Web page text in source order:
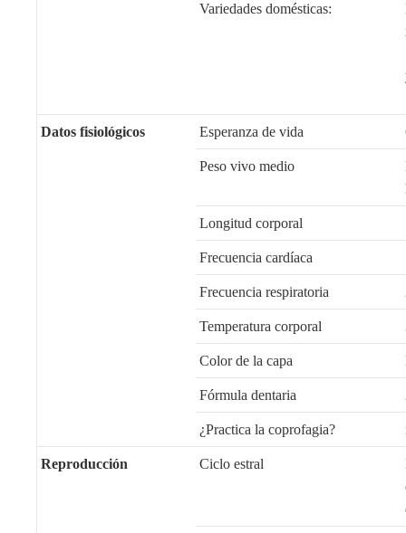
Variedades domésticas:
Datos fisiológicos Esperanza de vida
Peso vivo medio
Longitud corporal
Frecuencia cardíaca
Frecuencia respiratoria
Temperatura corporal
Color de la capa
Fórmula dentaria
¿Practica la coprofagia?
Reproducción Ciclo estral